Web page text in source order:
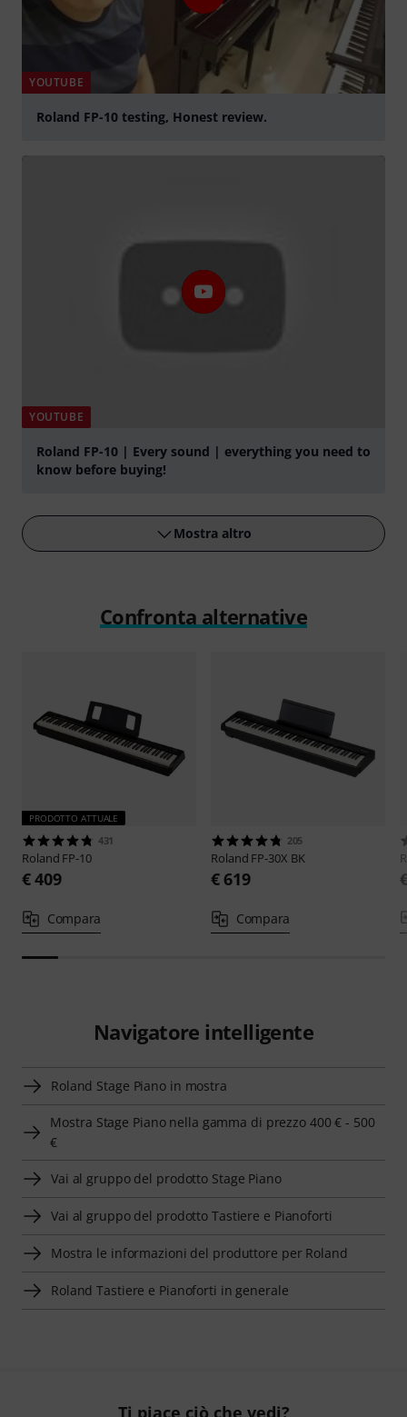
YOUTUBE
Roland FP-10 testing, Honest review.
YOUTUBE
Roland FP-10 | Every sound | everything you need to
know before buying!
Mostra altro
Confronta alternative
PRODOTTO ATTUALE
431
Roland FP-10
€ 409
Compara
205
Roland FP-30X BK
€ 619
Compara
Navigatore intelligente
Roland Stage Piano in mostra
Mostra Stage Piano nella gamma di prezzo 400 € - 500
€
Vai al gruppo del prodotto Stage Piano
Vai al gruppo del prodotto Tastiere e Pianoforti
Mostra le informazioni del produttore per Roland
Roland Tastiere e Pianoforti in generale
Ti piace ciò che vedi?